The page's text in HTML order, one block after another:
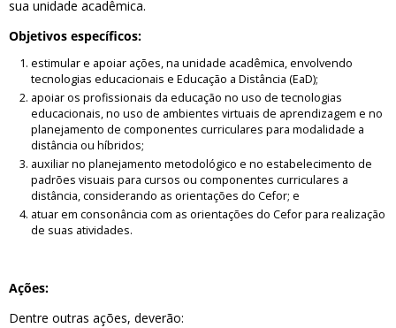
sua unidade acadêmica.
Objetivos específicos:
estimular e apoiar ações, na unidade acadêmica, envolvendo
tecnologias educacionais e Educação a Distância (EaD);
apoiar os profissionais da educação no uso de tecnologias
educacionais, no uso de ambientes virtuais de aprendizagem e no
planejamento de componentes curriculares para modalidade a
distância ou híbridos;
auxiliar no planejamento metodológico e no estabelecimento de
padrões visuais para cursos ou componentes curriculares a
distância, considerando as orientações do Cefor; e
atuar em consonância com as orientações do Cefor para realização
de suas atividades.
Ações:
Dentre outras ações, deverão: